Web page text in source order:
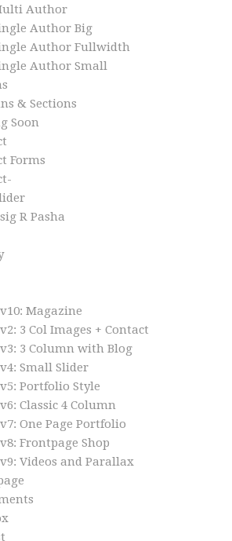
Author
Author Big
Author Fullwidth
Author Small
& Sections
Soon
Forms
R Pasha
Magazine
3 Col Images + Contact
3 Column with Blog
Small Slider
Portfolio Style
Classic 4 Column
One Page Portfolio
Frontpage Shop
Videos and Parallax